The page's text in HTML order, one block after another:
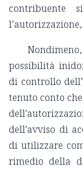
contribuente
possibilità
di controllo
tenuto conto
dell'avviso di
di utilizzare
rimedio della